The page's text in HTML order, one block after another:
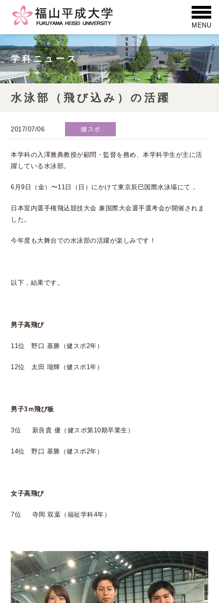
学科ニュース
水泳部（飛び込み）の活躍
2017/07/06 健スポ
本学科の入澤雅典教授が顧問・監督を務め、本学科学生が主に活
躍している水泳部。
6月9日（金）〜11日（日）にかけて東京辰巳国際水泳場にて，
日本室内選手権飛込競技大会 兼国際大会選手選考会が開催されま
した。
今年度も大舞台での水泳部の活躍が楽しみです！
以下，結果です。
男子高飛び
11位 野口 基勝（健スポ2年）
12位 太田 瑠輝（健スポ1年）
男子3ｍ飛び板
3位 新良貴 優（健スポ第10期卒業生）
14位 野口 基勝（健スポ2年）
女子高飛び
7位 寺岡 双葉（福祉学科4年）